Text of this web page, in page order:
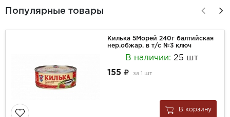
Популярные товары
Килька 5Морей 240г балтийская
нер.обжар. в т/с №3 ключ
В наличии:25 шт
155
за 1 шт
В корзину